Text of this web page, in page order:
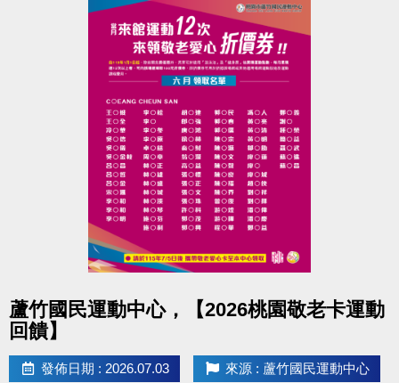
-洽詢專線：03-2639066 #115
-官網 :
https://www.lzsports.com.tw/zh_TW/news/pageID/1/
-FB : 桃園市蘆竹國民運動中心
-IG : @luzhusports
蘆竹國民運動中心，【2026桃園敬老卡運動
回饋】
發佈日期 : 2026.07.03 來源 : 蘆竹國民運動中心